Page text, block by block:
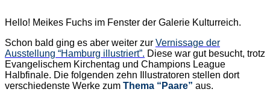
Hello! Meikes Fuchs im Fenster der Galerie Kulturreich.
Schon bald ging es aber weiter zur Vernissage der
Ausstellung “Hamburg illustriert”. Diese war gut besucht, trotz
Evangelischem Kirchentag und Champions League
Halbfinale. Die folgenden zehn Illustratoren stellen dort
verschiedenste Werke zum Thema “Paare” aus.